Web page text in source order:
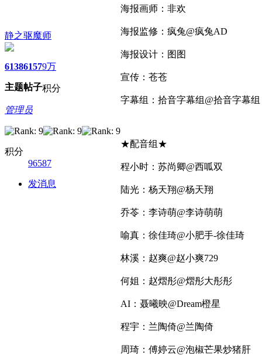
静之驱魔师
6138
主题
6157
帖子
9万
积分
管理员
积分
96587
发消息
海报画师：非欢
海报监修：疯兔@疯兔AD
海报设计：图图
宣传：苍苍
字幕组：拾音字幕组@拾音字幕组
★配音组★
程小时：苏尚卿@西呱双
陆光：杨天翔@杨天翔
乔苓：李诗萌@李诗萌萌
喻真：徐佳琦@小肥手-徐佳琦
林溪：赵爽@赵小爽729
何姐：赵熠彤@熠彤大彤彤
AI：聂曦映@Dream橙星
程宇：兰陶倚@兰陶倚
周琦：傅婷云@泡椒芒果炒猪肝